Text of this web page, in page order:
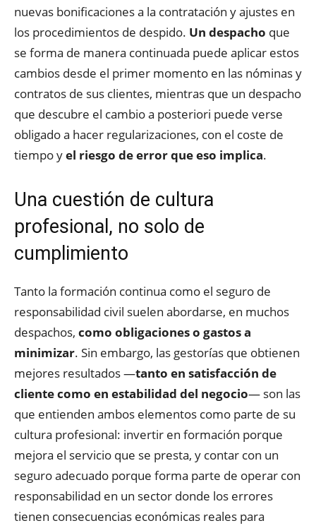
nuevas bonificaciones a la contratación y ajustes en
los procedimientos de despido. Un despacho que
se forma de manera continuada puede aplicar estos
cambios desde el primer momento en las nóminas y
contratos de sus clientes, mientras que un despacho
que descubre el cambio a posteriori puede verse
obligado a hacer regularizaciones, con el coste de
tiempo yel riesgo de error que eso implica.
Una cuestión de cultura
profesional, no solo de
cumplimiento
Tanto la formación continua como el seguro de
responsabilidad civil suelen abordarse, en muchos
despachos, como obligaciones o gastos a
minimizar. Sin embargo, las gestorías que obtienen
mejores resultados —tanto en satisfacción de
cliente como en estabilidad del negocio— son las
que entienden ambos elementos como parte de su
cultura profesional: invertir en formación porque
mejora el servicio que se presta, y contar con un
seguro adecuado porque forma parte de operar con
responsabilidad en un sector donde los errores
tienen consecuencias económicas reales para